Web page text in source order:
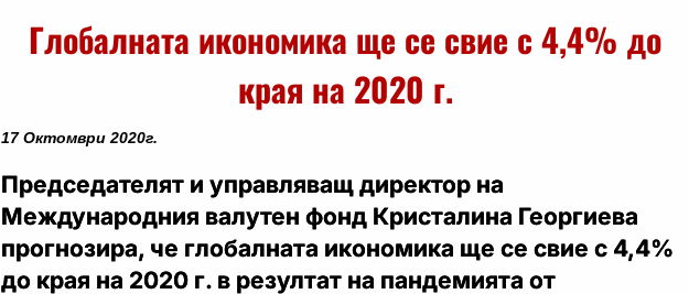
Глобалната икономика ще се свие с 4,4% до
края на 2020 г.
17 Октомври 2020г.
Председателят и управляващ директор на
Международния валутен фонд Кристалина Георгиева
прогнозира, че глобалната икономика ще се свие с 4,4%
до края на 2020 г. в резултат на пандемията от